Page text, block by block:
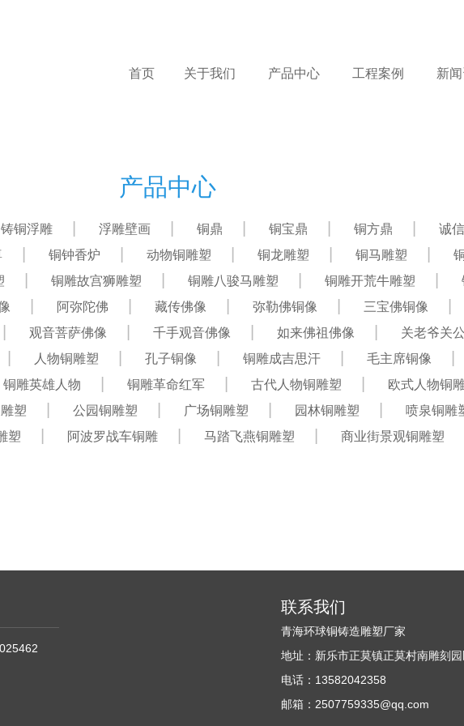
首页 关于我们 产品中心 工程案例 新
产品中心
铸铜浮雕 浮雕壁画 铜鼎 铜宝鼎 铜方鼎 诚
铜钟香炉 动物铜雕塑 铜龙雕塑 铜马雕塑
铜雕故宫狮雕塑 铜雕八骏马雕塑 铜雕开荒牛雕塑
阿弥陀佛 藏传佛像 弥勒佛铜像 三宝佛铜像
观音菩萨佛像 千手观音佛像 如来佛祖佛像 关老爷关
人物铜雕塑 孔子铜像 铜雕成吉思汗 毛主席铜像
铜雕英雄人物 铜雕革命红军 古代人物铜雕塑 欧式人物铜
塑 公园铜雕塑 广场铜雕塑 园林铜雕塑 喷泉铜雕
塑 阿波罗战车铜雕 马踏飞燕铜雕塑 商业街景观铜雕塑
联系我们
青海环球铜铸造雕塑厂家
地址：新乐市正莫镇正莫村南雕刻
电话：13582042358
邮箱：2507759335@qq.com